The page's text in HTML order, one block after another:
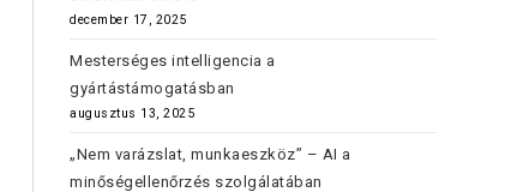
december 17, 2025
Mesterséges intelligencia a
gyártástámogatásban
augusztus 13, 2025
„Nem varázslat, munkaeszköz” – AI a
minőségellenőrzés szolgálatában